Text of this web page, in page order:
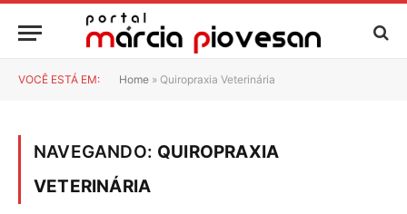
VOCÊ ESTÁ EM: Home » Quiropraxia Veterinária
NAVEGANDO: QUIROPRAXIA
VETERINÁRIA